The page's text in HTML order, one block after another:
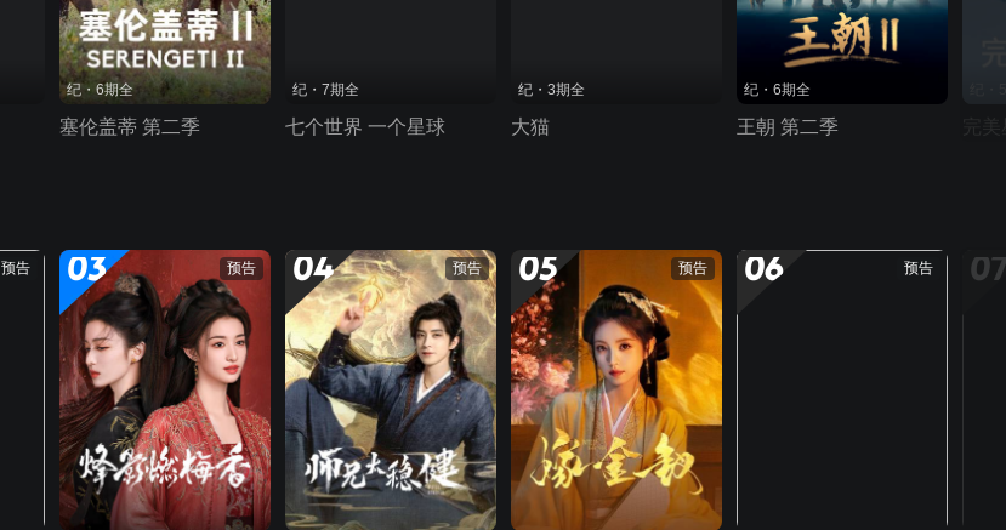
纪・6期全
塞伦盖蒂 第二季
纪・7期全
七个世界 一个星球
纪・3期全
大猫
纪・6期全
王朝 第二季
预告 03 预告 04 预告 05 预告 06 预告